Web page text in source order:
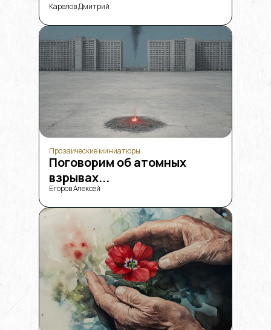
Карелов Дмитрий
Прозаические миниатюры
Поговорим об атомных
взрывах...
Егоров Алексей